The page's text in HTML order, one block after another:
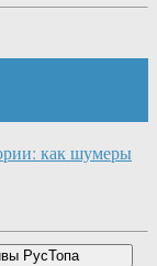
как шумеры